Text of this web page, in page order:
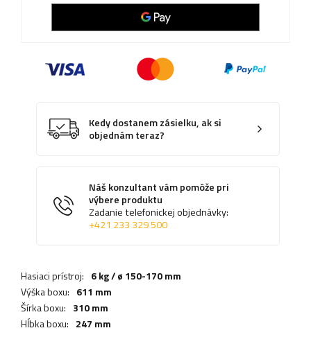
Kedy dostanem zásielku, ak si
objednám teraz?
Náš konzultant vám pomôže pri
výbere produktu
Zadanie telefonickej objednávky:
+421 233 329 500
Hasiaci prístroj: 6 kg / ø 150-170 mm
Výška boxu: 611 mm
Šírka boxu: 310 mm
Hĺbka boxu: 247 mm